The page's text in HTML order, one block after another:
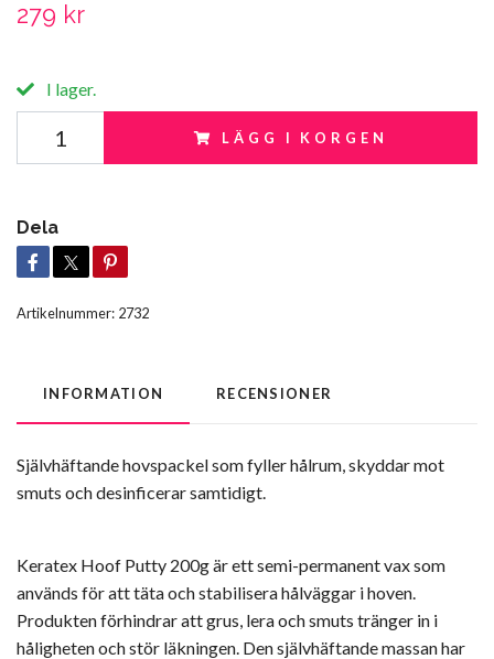
279 kr
I lager.
LÄGG I KORGEN
Dela
Artikelnummer: 2732
INFORMATION RECENSIONER
Självhäftande hovspackel som fyller hålrum, skyddar mot
smuts och desinficerar samtidigt.
Keratex Hoof Putty 200g är ett semi-permanent vax som
används för att täta och stabilisera hålväggar i hoven.
Produkten förhindrar att grus, lera och smuts tränger in i
håligheten och stör läkningen. Den självhäftande massan har